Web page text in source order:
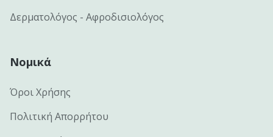
Δερματολόγος - Αφροδισιολόγος
Νομικά
Όροι Χρήσης
Πολιτική Απορρήτου